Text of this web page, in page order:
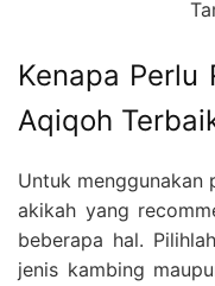
Kenapa Perlu
Aqiqoh
Untuk menggunakan
akikah yang
beberapa hal.
jenis kambing